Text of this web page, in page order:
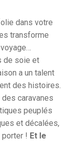
dans votre
transforme
de soie et
a un talent
des histoires.
caravanes
peuplés
et décalées,
! Et le